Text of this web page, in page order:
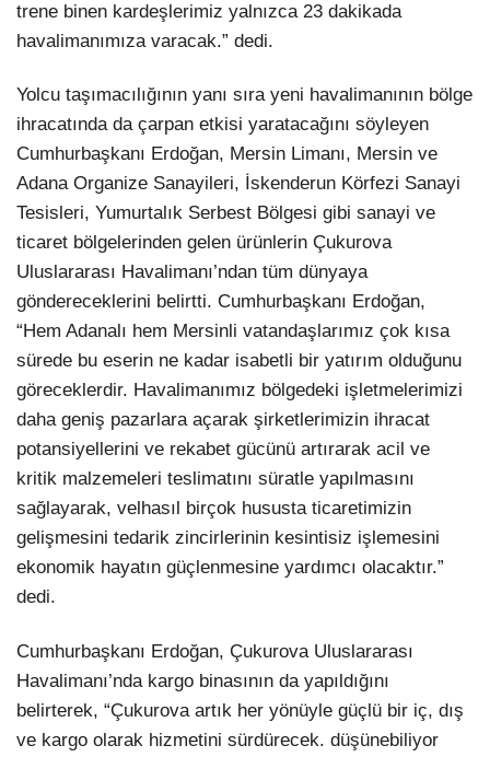
trene binen kardeşlerimiz yalnızca 23 dakikada
havalimanımıza varacak.” dedi.
Yolcu taşımacılığının yanı sıra yeni havalimanının bölge
ihracatında da çarpan etkisi yaratacağını söyleyen
Cumhurbaşkanı Erdoğan, Mersin Limanı, Mersin ve
Adana Organize Sanayileri, İskenderun Körfezi Sanayi
Tesisleri, Yumurtalık Serbest Bölgesi gibi sanayi ve
ticaret bölgelerinden gelen ürünlerin Çukurova
Uluslararası Havalimanı’ndan tüm dünyaya
göndereceklerini belirtti. Cumhurbaşkanı Erdoğan,
“Hem Adanalı hem Mersinli vatandaşlarımız çok kısa
sürede bu eserin ne kadar isabetli bir yatırım olduğunu
göreceklerdir. Havalimanımız bölgedeki işletmelerimizi
daha geniş pazarlara açarak şirketlerimizin ihracat
potansiyellerini ve rekabet gücünü artırarak acil ve
kritik malzemeleri teslimatını süratle yapılmasını
sağlayarak, velhasıl birçok hususta ticaretimizin
gelişmesini tedarik zincirlerinin kesintisiz işlemesini
ekonomik hayatın güçlenmesine yardımcı olacaktır.”
dedi.
Cumhurbaşkanı Erdoğan, Çukurova Uluslararası
Havalimanı’nda kargo binasının da yapıldığını
belirterek, “Çukurova artık her yönüyle güçlü bir iç, dış
ve kargo olarak hizmetini sürdürecek. düşünebiliyor